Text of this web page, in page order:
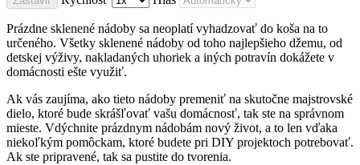
Prázdne sklenené nádoby sa neoplatí vyhadzovať do koša na to
určeného. Všetky sklenené nádoby od toho najlepšieho džemu, od
detskej výživy, nakladaných uhoriek a iných potravín dokážete v
domácnosti ešte využiť.
Ak vás zaujíma, ako tieto nádoby premeniť na skutočne majstrovské
dielo, ktoré bude skrášľovať vašu domácnosť, tak ste na správnom
mieste. Vdýchnite prázdnym nádobám nový život, a to len vďaka
niekoľkým pomôckam, ktoré budete pri DIY projektoch potrebovať.
Ak ste pripravené, tak sa pustite do tvorenia.